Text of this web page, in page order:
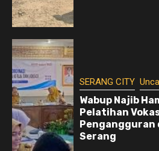
SERANG CITY
Wabup Najib
Pelatihan
Pengangguran
Serang